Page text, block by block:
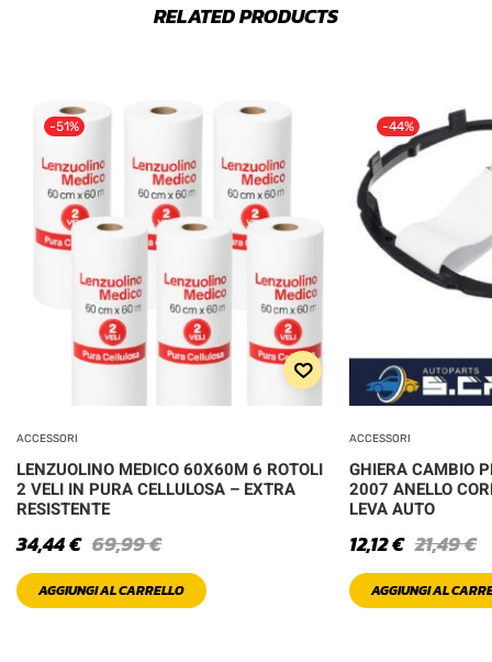
RELATED PRODUCTS
-51%
ACCESSORI
LENZUOLINO MEDICO 60X60M 6 ROTOLI
2 VELI IN PURA CELLULOSA – EXTRA
RESISTENTE
69,99€
34,44€
AGGIUNGI AL CARRELLO
-44%
ACCESSORI
GHIERA CAMBIO
2007 ANELLO
LEVA AUTO
21,49€
12,12€
AGGIUNGI AL